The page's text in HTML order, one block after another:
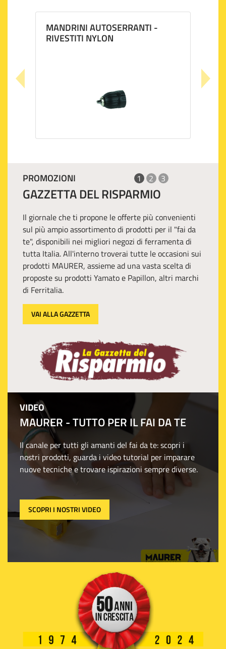
MANDRINI AUTOSERRANTI -
RIVESTITI NYLON
PROMOZIONI 1 2 3
GAZZETTA DEL RISPARMIO
Il giornale che ti propone le offerte più convenienti
sul più ampio assortimento di prodotti per il "fai da
te", disponibili nei migliori negozi di ferramenta di
tutta Italia. All'interno troverai tutte le occasioni sui
prodotti MAURER, assieme ad una vasta scelta di
proposte su prodotti Yamato e Papillon, altri marchi
di Ferritalia.
VAI ALLA GAZZETTA
VIDEO
MAURER - TUTTO PER IL FAI DA TE
Il canale per tutti gli amanti del fai da te: scopri i
nostri prodotti, guarda i video tutorial per imparare
nuove tecniche e trovare ispirazioni sempre diverse.
SCOPRI I NOSTRI VIDEO